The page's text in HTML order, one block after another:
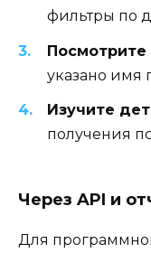
фильтры по
Посмотрите
указано имя
Изучите
получения
Через API и
Для